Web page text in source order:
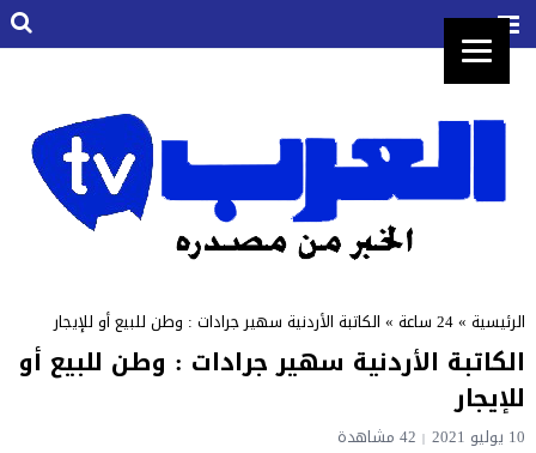
الرئيسية »24 ساعة »الكاتبة الأردنية سهير جرادات : وطن للبيع أو للإيجار
الكاتبة الأردنية سهير جرادات : وطن للبيع أو
للإيجار
10 يوليو 2021 42 مشاهدة